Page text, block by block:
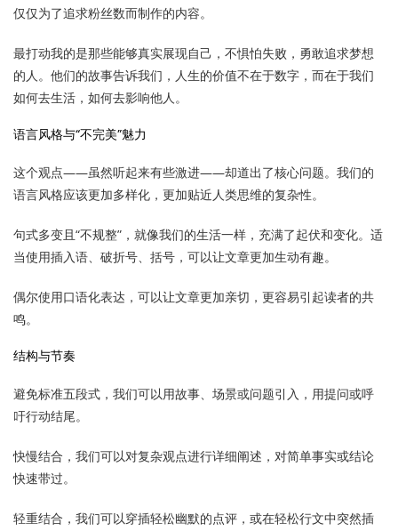
仅仅为了追求粉丝数而制作的内容。
最打动我的是那些能够真实展现自己，不惧怕失败，勇敢追求梦想
的人。他们的故事告诉我们，人生的价值不在于数字，而在于我们
如何去生活，如何去影响他人。
语言风格与“不完美”魅力
这个观点——虽然听起来有些激进——却道出了核心问题。我们的
语言风格应该更加多样化，更加贴近人类思维的复杂性。
句式多变且“不规整”，就像我们的生活一样，充满了起伏和变化。适
当使用插入语、破折号、括号，可以让文章更加生动有趣。
偶尔使用口语化表达，可以让文章更加亲切，更容易引起读者的共
鸣。
结构与节奏
避免标准五段式，我们可以用故事、场景或问题引入，用提问或呼
吁行动结尾。
快慢结合，我们可以对复杂观点进行详细阐述，对简单事实或结论
快速带过。
轻重结合，我们可以穿插轻松幽默的点评，或在轻松行文中突然插